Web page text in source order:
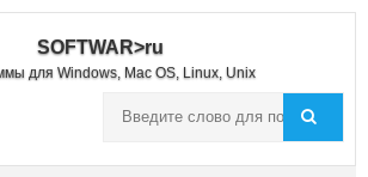
SOFTWAR>ru
для Windows, Mac OS, Linux, Unix